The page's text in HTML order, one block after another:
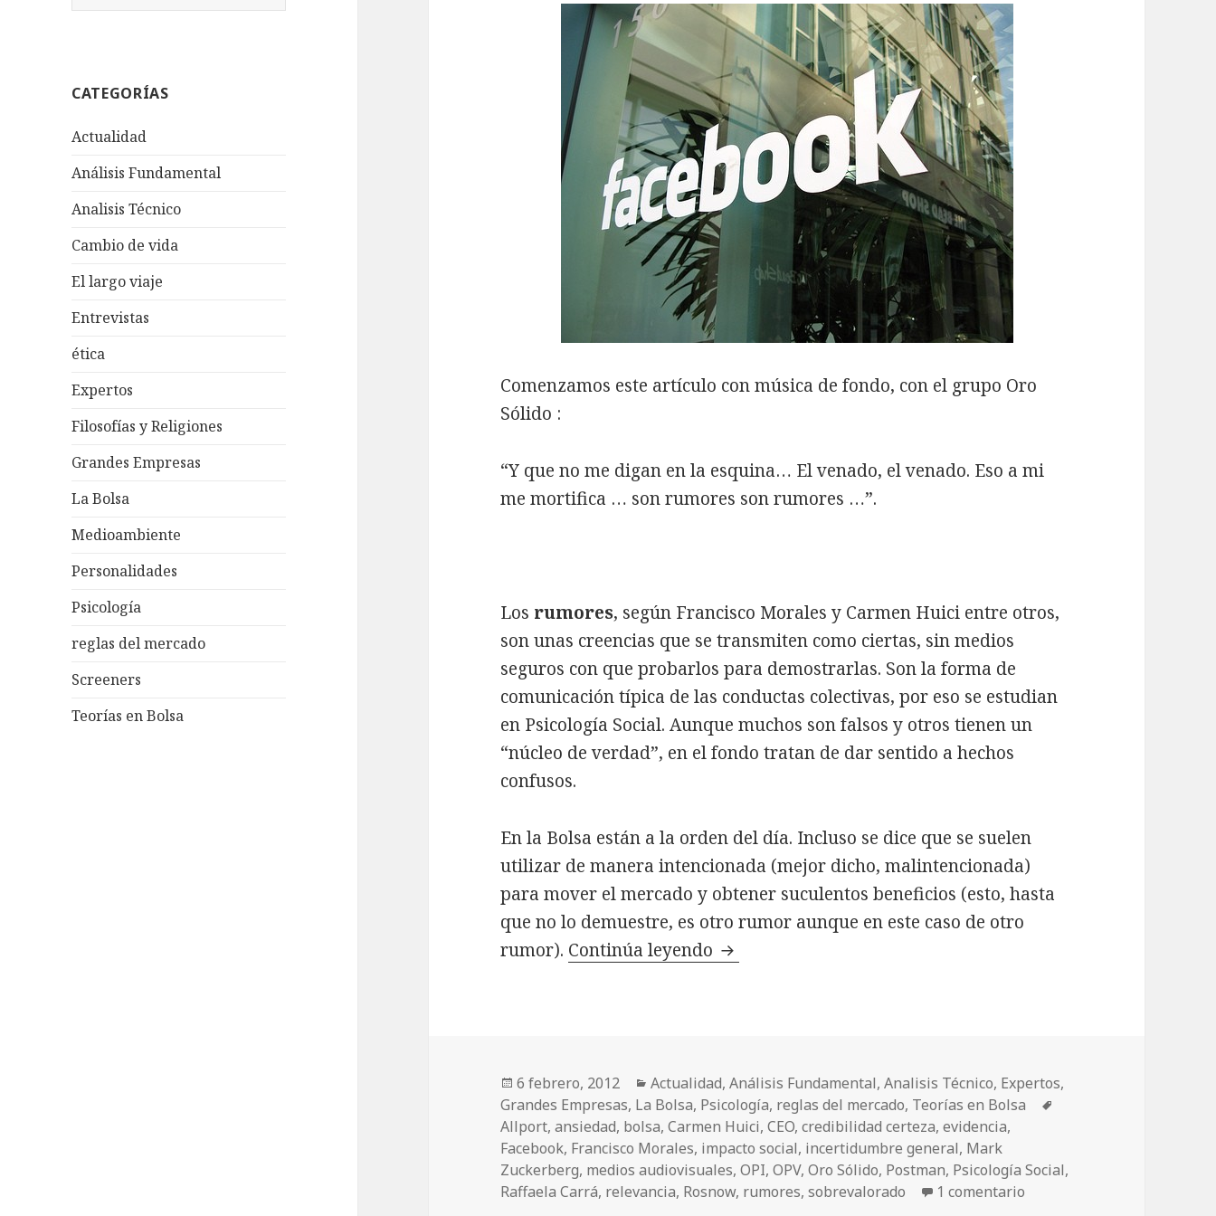
u
r
CATEGORÍAS
Actualidad
Análisis Fundamental
Analisis Técnico
Cambio de vida
El largo viaje
Entrevistas
ética
Expertos
Filosofías y Religiones
Grandes Empresas
La Bolsa
Medioambiente
Personalidades
Psicología
reglas del mercado
Screeners
Teorías en Bolsa
Comenzamos este artículo con música de fondo, con el grupo Oro
Sólido :
“Y que no me digan en la esquina… El venado, el venado. Eso a mi
me mortifica … son rumores son rumores …”.
Los rumores, según Francisco Morales y Carmen Huici entre otros,
son unas creencias que se transmiten como ciertas, sin medios
seguros con que probarlos para demostrarlas. Son la forma de
comunicación típica de las conductas colectivas, por eso se estudian
en Psicología Social. Aunque muchos son falsos y otros tienen un
“núcleo de verdad”, en el fondo tratan de dar sentido a hechos
confusos.
En la Bolsa están a la orden del día. Incluso se dice que se suelen
utilizar de manera intencionada (mejor dicho, malintencionada)
para mover el mercado y obtener suculentos beneficios (esto, hasta
que no lo demuestre, es otro rumor aunque en este caso de otro
rumor). Continúa leyendo FACEBOOK, rumores
Publicado
el
6 febrero, 2012 Categorías
Actualidad,Análisis Fundamental,Analisis Técnico, Expertos,
Grandes Empresas, La Bolsa, Psicología, reglas del mercado, Teorías en Bolsa
Allport,ansiedad, bolsa,Carmen Huici,CEO,credibilidad certeza,evidencia,
Facebook, Francisco Morales, impacto social, incertidumbre general, Mark
Zuckerberg, medios audiovisuales,OPI,OPV,Oro Sólido, Postman, Psicología Social,
Raffaela Carrá, relevancia, Rosnow, rumores,sobrevalorado 1 comentario